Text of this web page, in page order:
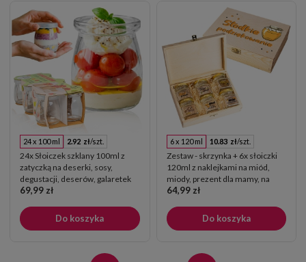
24 x 100 ml 2.92 zł/szt.
24x Słoiczek szklany 100ml z
zatyczką na deserki, sosy,
degustacji, deserów, galaretek
69,99 zł
Do koszyka
6 x 120 ml 10.83 zł/szt.
Zestaw - skrzynka + 6x słoiczki
120ml z naklejkami na miód,
miody, prezent dla mamy, na
dzień matki, babci,
64,99 zł
Do koszyka